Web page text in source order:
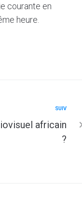
courante en
heure.
SUIV
africain
?